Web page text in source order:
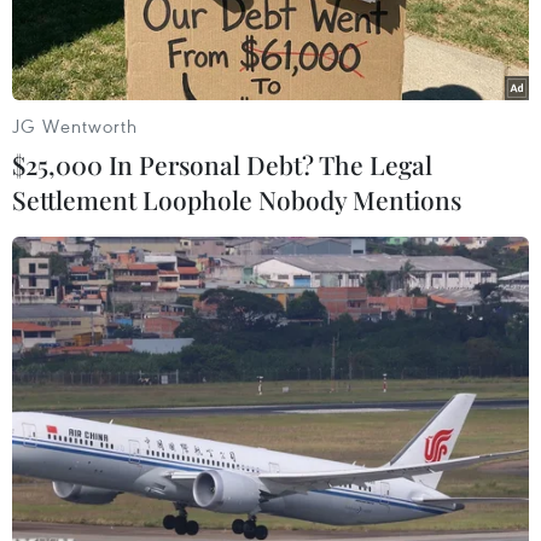
Cảnh sát phong tỏa nhà ga Muni Forest Hill nơi xảy ra vụ nổ
súng. (Nguồn: abcnews.go.com)
Ít nhất 1 người thiệt mạng và 1 người bị thương
sau vụ nổ súng xảy ra ngày 22/6 bên trong một
đoàn tàu ở San Francisco, Mỹ.
Cảnh sát San Francisco đã nhận được thông tin
JG Wentworth
$25,000 In Personal Debt? The Legal
Settlement Loophole Nobody Mentions